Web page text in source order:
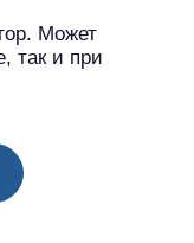
Может
так и при